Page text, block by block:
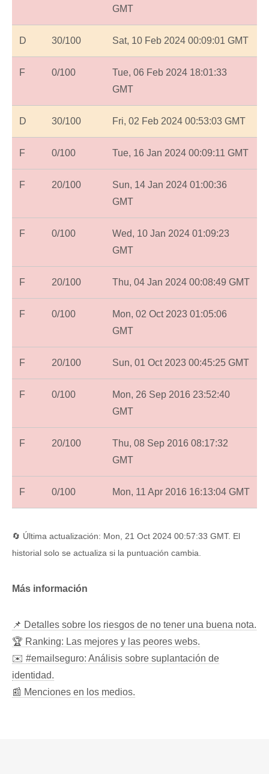
GMT
D 30/100 Sat, 10 Feb 2024 00:09:01 GMT
F 0/100
Tue, 06 Feb 2024 18:01:33
GMT
D 30/100 Fri, 02 Feb 2024 00:53:03 GMT
F 0/100 Tue, 16 Jan 2024 00:09:11 GMT
F 20/100
Sun, 14 Jan 2024 01:00:36
GMT
F 0/100
Wed, 10 Jan 2024 01:09:23
GMT
F 20/100 Thu, 04 Jan 2024 00:08:49 GMT
F 0/100
Mon, 02 Oct 2023 01:05:06
GMT
F 20/100 Sun, 01 Oct 2023 00:45:25 GMT
F 0/100
Mon, 26 Sep 2016 23:52:40
GMT
F 20/100
Thu, 08 Sep 2016 08:17:32
GMT
F 0/100 Mon, 11 Apr 2016 16:13:04 GMT
🔄 Última actualización: Mon, 21 Oct 2024 00:57:33 GMT. El
historial solo se actualiza si la puntuación cambia.
Más información
📌 Detalles sobre los riesgos de no tener una buena nota.
🏆 Ranking: Las mejores y las peores webs.
✉️ #emailseguro: Análisis sobre suplantación de
identidad.
📰 Menciones en los medios.